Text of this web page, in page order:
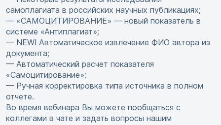
самоплагиата в российских научных публикациях;
— «САМОЦИТИРОВАНИЕ» — новый показатель в
системе «Антиплагиат»;
— NEW! Автоматическое извлечение ФИО автора из
документа;
— Автоматический расчет показателя
«Самоцитирование»;
— Ручная корректировка типа источника в полном
отчете.
Во время вебинара Вы можете пообщаться с
коллегами в чате и задать вопросы нашим